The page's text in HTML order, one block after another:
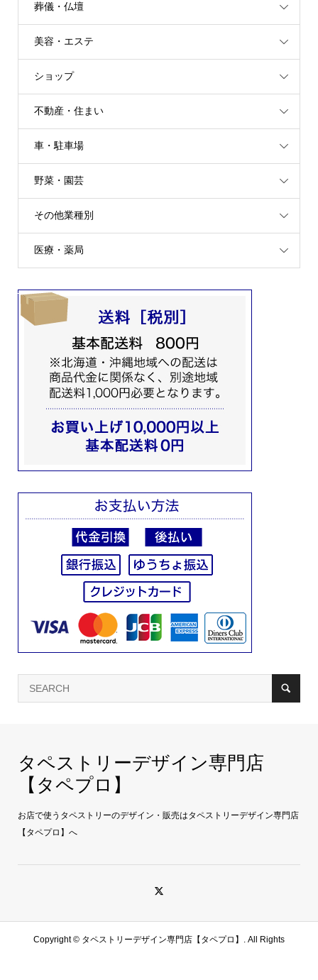
葬儀・仏壇
美容・エステ
ショップ
不動産・住まい
車・駐車場
野菜・園芸
その他業種別
医療・薬局
タペストリーデザイン専門店
【タペプロ】
お店で使うタペストリーのデザイン・販売はタペストリーデザイン専門店
【タペプロ】へ
Copyright © タペストリーデザイン専門店【タペプロ】. All Rights